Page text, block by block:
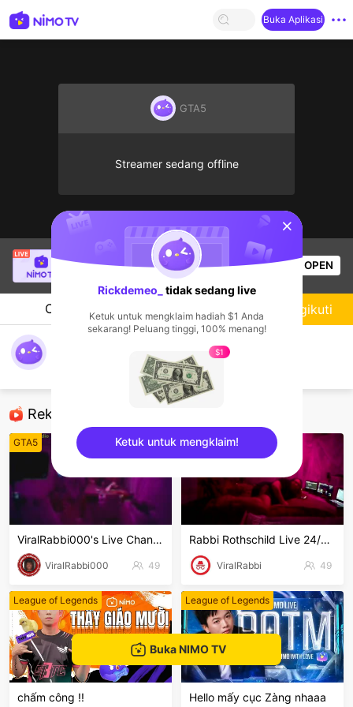
Buka Aplikasi
GTA5
Streamer sedang offline
sedang siaran langsung!
League of Legends
4k Penonton OPEN
Chat Streamer
Rekomendasi
GTA5
ViralRabbi000's Live Channel
ViralRabbi000 49
GTA5
Rabbi Rothschild Live 24/7/365
ViralRabbi 49
League of Legends
chấm công !!
League of Legends
Hello mấy cục Zàng nhaaa
Mengikuti
Buka NIMO TV
sentinelStart
Rickdemeo_ tidak sedang live
Ketuk untuk mengklaim hadiah $1 Anda
sekarang! Peluang tinggi, 100% menang!
$1
Ketuk untuk mengklaim!
sentinelEnd